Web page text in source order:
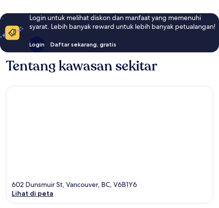
Login untuk melihat diskon dan manfaat yang memenuhi
syarat. Lebih banyak reward untuk lebih banyak petualangan!
Login Daftar sekarang, gratis
Tentang kawasan sekitar
602 Dunsmuir St, Vancouver, BC, V6B1Y6
Lihat di peta